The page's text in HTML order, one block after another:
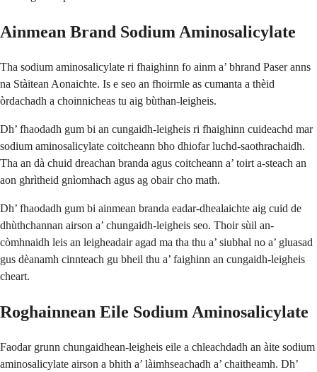
Ainmean Brand Sodium Aminosalicylate
Tha sodium aminosalicylate ri fhaighinn fo ainm a’ bhrand Paser anns
na Stàitean Aonaichte. Is e seo an fhoirmle as cumanta a thèid
òrdachadh a choinnicheas tu aig bùthan-leigheis.
Dh’ fhaodadh gum bi an cungaidh-leigheis ri fhaighinn cuideachd mar
sodium aminosalicylate coitcheann bho dhiofar luchd-saothrachaidh.
Tha an dà chuid dreachan branda agus coitcheann a’ toirt a-steach an
aon ghrìtheid gnìomhach agus ag obair cho math.
Dh’ fhaodadh gum bi ainmean branda eadar-dhealaichte aig cuid de
dhùthchannan airson a’ chungaidh-leigheis seo. Thoir sùil an-
còmhnaidh leis an leigheadair agad ma tha thu a’ siubhal no a’ gluasad
gus dèanamh cinnteach gu bheil thu a’ faighinn an cungaidh-leigheis
cheart.
Roghainnean Eile Sodium Aminosalicylate
Faodar grunn chungaidhean-leigheis eile a chleachdadh an àite sodium
aminosalicylate airson a bhith a’ làimhseachadh a’ chaitheamh. Dh’